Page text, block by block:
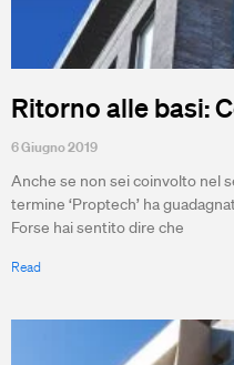
Ritorno alle basi:
6 Giugno 2019
Anche se non sei coinvolto nel
termine ‘Proptech’ ha
Forse hai sentito dire che
Read